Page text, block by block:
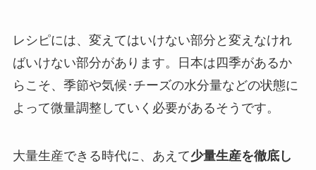
レシピには、変えてはいけない部分と変えなけれ
ばいけない部分があります。日本は四季があるか
らこそ、季節や気候･チーズの水分量などの状態に
よって微量調整していく必要があるそうです。
大量生産できる時代に、あえて少量生産を徹底し